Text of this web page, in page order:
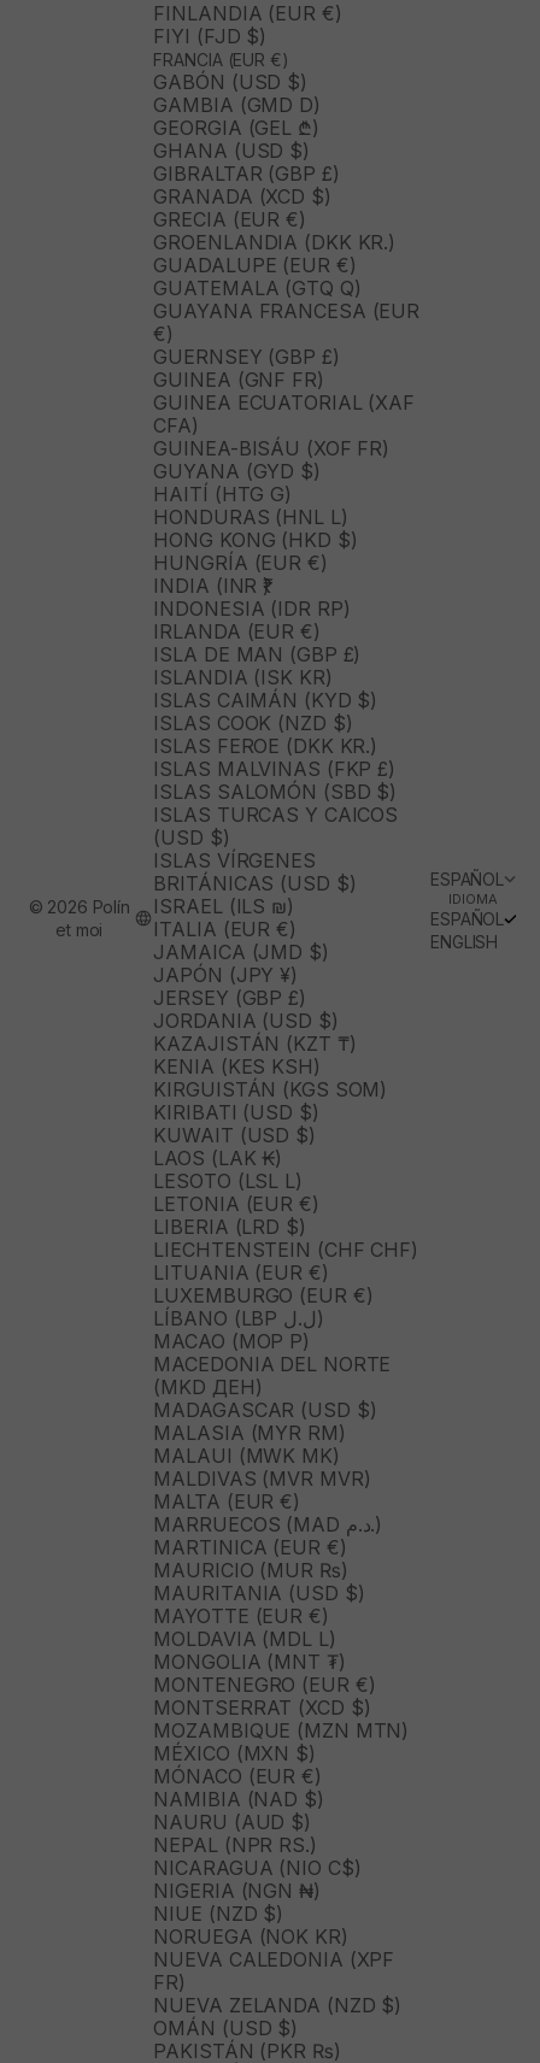
FINLANDIA (EUR €)
FIYI (FJD $)
FRANCIA (EUR €)
GABÓN (USD $)
GAMBIA (GMD D)
GEORGIA (GEL ₾)
GHANA (USD $)
GIBRALTAR (GBP £)
GRANADA (XCD $)
GRECIA (EUR €)
GROENLANDIA (DKK KR.)
GUADALUPE (EUR €)
GUATEMALA (GTQ Q)
GUAYANA FRANCESA (EUR
€)
GUERNSEY (GBP £)
GUINEA (GNF FR)
GUINEA ECUATORIAL (XAF
CFA)
GUINEA-BISÁU (XOF FR)
GUYANA (GYD $)
HAITÍ (HTG G)
HONDURAS (HNL L)
HONG KONG (HKD $)
HUNGRÍA (EUR €)
INDIA (INR ₹)
INDONESIA (IDR RP)
IRLANDA (EUR €)
ISLA DE MAN (GBP £)
ISLANDIA (ISK KR)
ISLAS CAIMÁN (KYD $)
ISLAS COOK (NZD $)
ISLAS FEROE (DKK KR.)
ISLAS MALVINAS (FKP £)
ISLAS SALOMÓN (SBD $)
ISLAS TURCAS Y CAICOS
(USD $)
ISLAS VÍRGENES
BRITÁNICAS (USD $)
ISRAEL (ILS ₪)
ITALIA (EUR €)
JAMAICA (JMD $)
JAPÓN (JPY ¥)
JERSEY (GBP £)
JORDANIA (USD $)
KAZAJISTÁN (KZT ₸)
KENIA (KES KSH)
KIRGUISTÁN (KGS SOM)
KIRIBATI (USD $)
KUWAIT (USD $)
LAOS (LAK ₭)
LESOTO (LSL L)
LETONIA (EUR €)
LIBERIA (LRD $)
LIECHTENSTEIN (CHF CHF)
LITUANIA (EUR €)
LUXEMBURGO (EUR €)
LÍBANO (LBP ل.ل)
MACAO (MOP P)
MACEDONIA DEL NORTE
(MKD ДЕН)
MADAGASCAR (USD $)
MALASIA (MYR RM)
MALAUI (MWK MK)
MALDIVAS (MVR MVR)
MALTA (EUR €)
MARRUECOS (MAD د.م.)
MARTINICA (EUR €)
MAURICIO (MUR ₨)
MAURITANIA (USD $)
MAYOTTE (EUR €)
MOLDAVIA (MDL L)
MONGOLIA (MNT ₮)
MONTENEGRO (EUR €)
MONTSERRAT (XCD $)
MOZAMBIQUE (MZN MTN)
MÉXICO (MXN $)
MÓNACO (EUR €)
NAMIBIA (NAD $)
NAURU (AUD $)
NEPAL (NPR RS.)
NICARAGUA (NIO C$)
NIGERIA (NGN ₦)
NIUE (NZD $)
NORUEGA (NOK KR)
NUEVA CALEDONIA (XPF
FR)
NUEVA ZELANDA (NZD $)
OMÁN (USD $)
PAKISTÁN (PKR ₨)
ESPAÑOL
IDIOMA
ESPAÑOL
ENGLISH
© 2026 Polín
et moi